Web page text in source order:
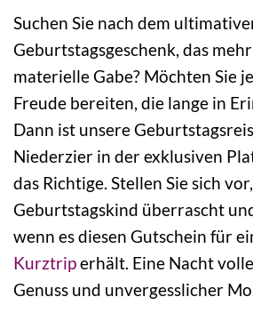
Suchen Sie nach dem
Geburtstagsgeschenk, das
materielle Gabe? Möchten Sie
Freude bereiten, die lange in
Dann ist unsere
Niederzier in der exklusiven
das Richtige. Stellen Sie sich
Geburtstagskind überrascht
wenn es diesen Gutschein für
Kurztriperhält. Eine Nacht
Genuss und unvergesslicher